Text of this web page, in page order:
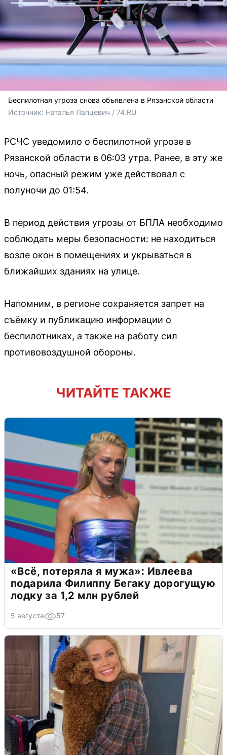
Беспилотная угроза снова объявлена в Рязанской области
Источник: Наталья Лапцевич / 74.RU
РСЧС уведомило о беспилотной угрозе в
Рязанской области в 06:03 утра. Ранее, в эту же
ночь, опасный режим уже действовал с
полуночи до 01:54.
В период действия угрозы от БПЛА необходимо
соблюдать меры безопасности: не находиться
возле окон в помещениях и укрываться в
ближайших зданиях на улице.
Напомним, в регионе сохраняется запрет на
съёмку и публикацию информации о
беспилотниках, а также на работу сил
противовоздушной обороны.
ЧИТАЙТЕ ТАКЖЕ
«Всё, потеряла я мужа»: Ивлеева
подарила Филиппу Бегаку дорогущую
лодку за 1,2 млн рублей
5 августа 57